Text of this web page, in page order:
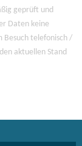
geprüft und
Daten keine
Besuch telefonisch /
aktuellen Stand